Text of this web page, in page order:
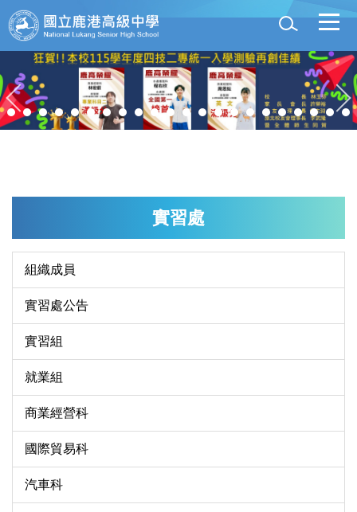
跳
到
主
內
容
區
實習處
組織成員
實習處公告
實習組
就業組
商業經營科
國際貿易科
汽車科